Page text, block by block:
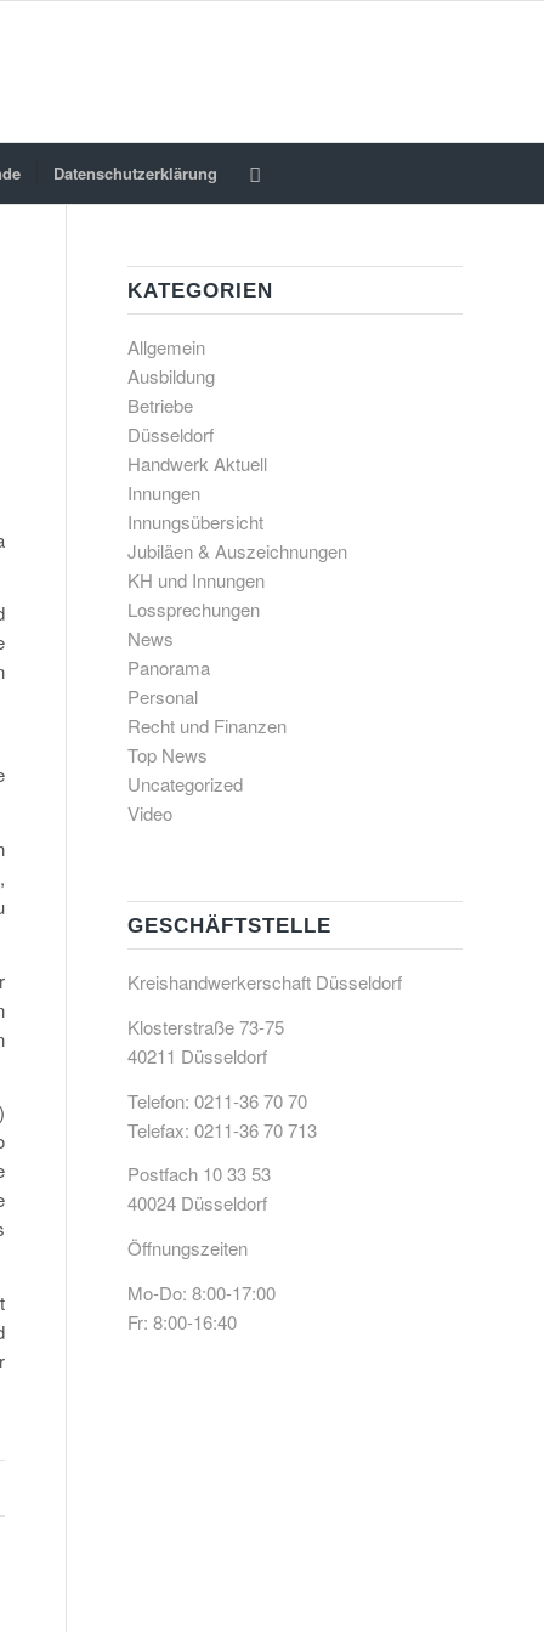
Datenschutzerklärung
KATEGORIEN
Allgemein
Ausbildung
Betriebe
Düsseldorf
Handwerk Aktuell
Innungen
Innungsübersicht
Jubiläen & Auszeichnungen
KH und Innungen
Lossprechungen
News
Panorama
Personal
Recht und Finanzen
Top News
Uncategorized
Video
GESCHÄFTSTELLE
Kreishandwerkerschaft Düsseldorf
Klosterstraße 73-75
40211 Düsseldorf
Telefon: 0211-36 70 70
Telefax: 0211-36 70 713
Postfach 10 33 53
40024 Düsseldorf
Öffnungszeiten
Mo-Do: 8:00-17:00
Fr: 8:00-16:40